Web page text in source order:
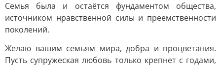
Семья была и остаётся фундаментом общества,
источником нравственной силы и преемственности
поколений.
Желаю вашим семьям мира, добра и процветания.
Пусть супружеская любовь только крепнет с годами,